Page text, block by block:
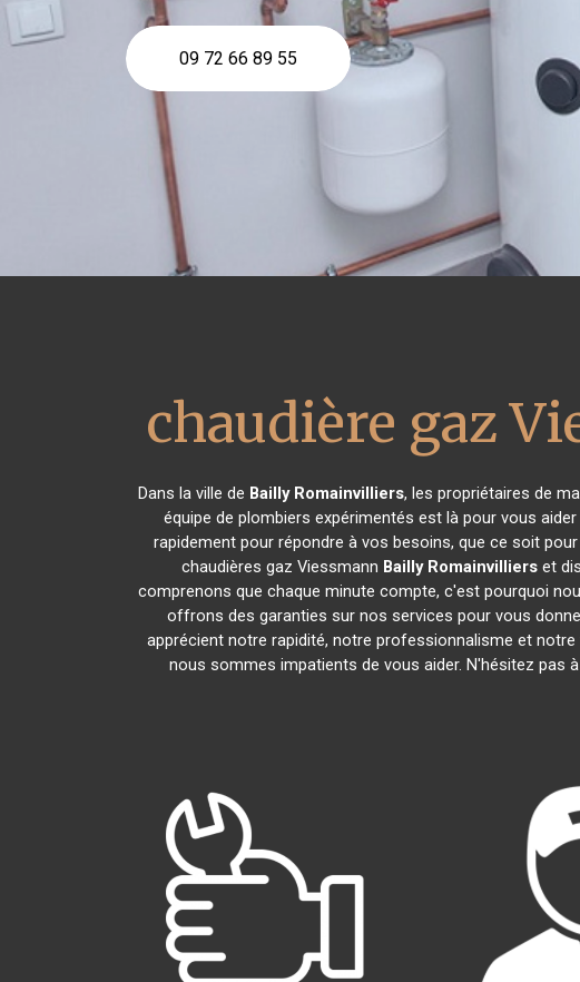
09 72 66 89 55
chaudière gaz
Dans la ville de Bailly Romainvilliers, les propriétaires de
équipe de plombiers expérimentés est là pour vous
rapidement pour répondre à vos besoins, que ce soit
chaudières gaz Viessmann Bailly Romainvillierset
comprenons que chaque minute compte, c'est pourquoi
offrons des garanties sur nos services pour vous
apprécient notre rapidité, notre professionnalisme et
nous sommes impatients de vous aider. N'hésitez pas